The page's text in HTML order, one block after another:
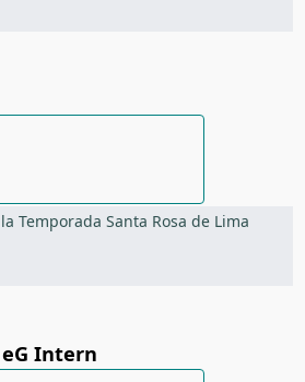
Temporada Santa Rosa de Lima
Intern